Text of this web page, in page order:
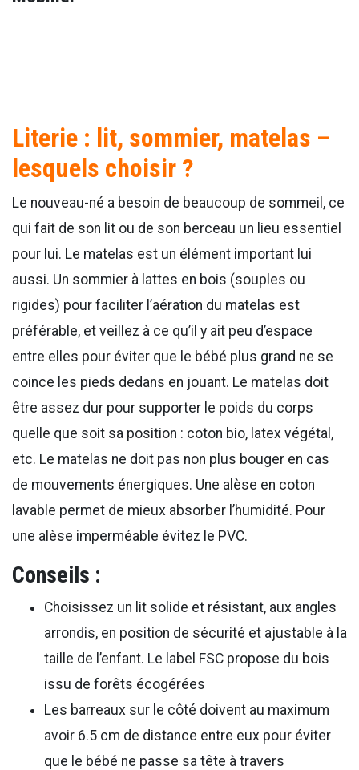
Literie : lit, sommier, matelas –
lesquels choisir ?
Le nouveau-né a besoin de beaucoup de sommeil, ce
qui fait de son lit ou de son berceau un lieu essentiel
pour lui. Le matelas est un élément important lui
aussi. Un sommier à lattes en bois (souples ou
rigides) pour faciliter l’aération du matelas est
préférable, et veillez à ce qu’il y ait peu d’espace
entre elles pour éviter que le bébé plus grand ne se
coince les pieds dedans en jouant. Le matelas doit
être assez dur pour supporter le poids du corps
quelle que soit sa position : coton bio, latex végétal,
etc. Le matelas ne doit pas non plus bouger en cas
de mouvements énergiques. Une alèse en coton
lavable permet de mieux absorber l’humidité. Pour
une alèse imperméable évitez le PVC.
Conseils :
Choisissez un lit solide et résistant, aux angles
arrondis, en position de sécurité et ajustable à la
taille de l’enfant. Le label FSC propose du bois
issu de forêts écogérées
Les barreaux sur le côté doivent au maximum
avoir 6.5 cm de distance entre eux pour éviter
que le bébé ne passe sa tête à travers